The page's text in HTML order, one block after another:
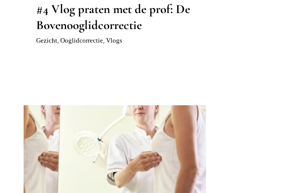
#4 Vlog praten met de prof: De
Bovenooglidcorrectie
Gezicht, Ooglidcorrectie, Vlogs
Voorbereiding op een
borstvergroting: wat regelen
Borstvergroting